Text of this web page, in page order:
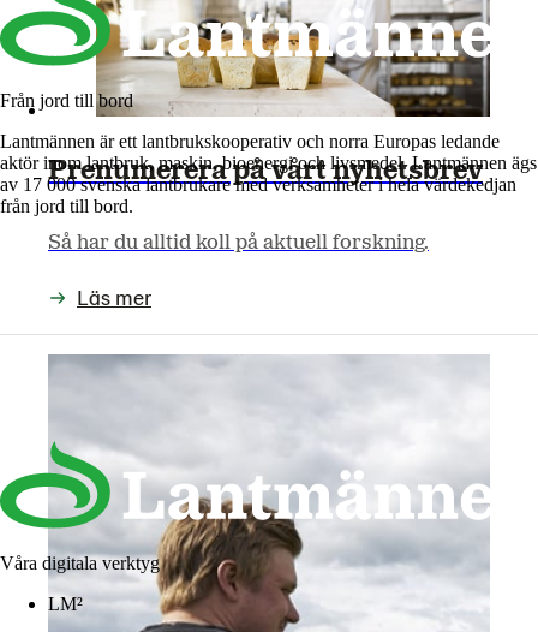
Från jord till bord
Lantmännen är ett lantbrukskooperativ och norra Europas ledande
aktör inom lantbruk, maskin, bioenergi och livsmedel. Lantmännen ägs
av 17 000 svenska lantbrukare med verksamheter i hela värdekedjan
från jord till bord.
Våra digitala verktyg
LM²
Prenumerera på vårt nyhetsbrev
Så har du alltid koll på aktuell forskning.
Läs mer